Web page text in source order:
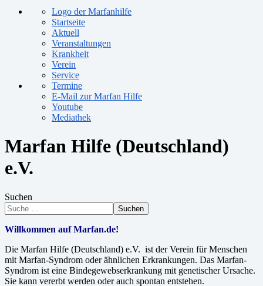
Logo der Marfanhilfe
Startseite
Aktuell
Veranstaltungen
Krankheit
Verein
Service
Termine
E-Mail zur Marfan Hilfe
Youtube
Mediathek
Marfan Hilfe (Deutschland)
e.V.
Suchen
Suchen
Willkommen auf Marfan.de!
Die Marfan Hilfe (Deutschland) e.V. ist der Verein für Menschen
mit Marfan-Syndrom oder ähnlichen Erkrankungen. Das Marfan-
Syndrom ist eine Bindegewebserkrankung mit genetischer Ursache.
Sie kann vererbt werden oder auch spontan entstehen.